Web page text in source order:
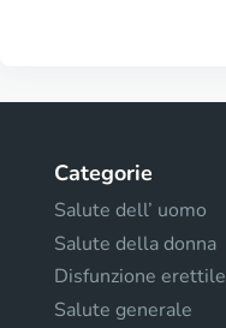
Categorie
Salute dell’ uomo
Salute della donna
Disfunzione erettile
Salute generale